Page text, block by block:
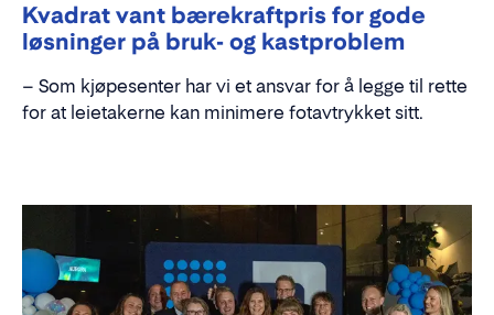
Kvadrat vant bærekraftpris for gode
løsninger på bruk- og kastproblem
– Som kjøpesenter har vi et ansvar for å legge til rette
for at leietakerne kan minimere fotavtrykket sitt.